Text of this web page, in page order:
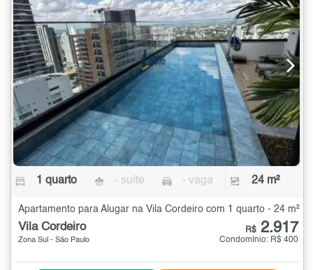
1 quarto - suíte - vaga 24 m²
Apartamento para Alugar na Vila Cordeiro com 1 quarto - 24 m²
Vila Cordeiro
Zona Sul - São Paulo
R$ 2.917
Condomínio: R$ 400